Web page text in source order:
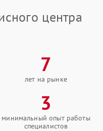
центра
7
лет на рынке
3
минимальный опыт работы
специалистов